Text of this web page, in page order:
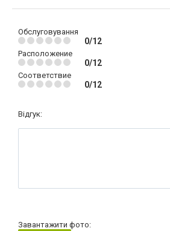
Обслуговування
0/12
Расположение
0/12
Соответствие
0/12
Відгук:
Завантажити фото: